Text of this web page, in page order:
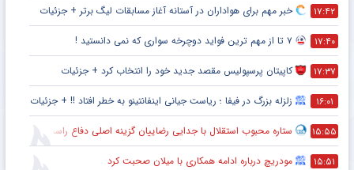
۱۷:۴۲ خبر مهم برای هواداران در آستانه آغاز مسابقات لیگ برتر + جزئیات
۱۷:۴۰ ۷ تا از مهم ترین فواید دوچرخه سواری که نمی دانستید !
۱۷:۳۷ کاپیتان پرسپولیس مقصد جدید خود را انتخاب کرد + جزئیات
۱۶:۰۱ زلزله بزرگ در فیفا ؛ ریاست جیانی اینفانتینو به خطر افتاد !! + جزئیات
۱۵:۵۵ ستاره محبوب استقلال با جدایی رضاییان گزینه اصلی دفاع راست این تیم
۱۵:۵۱ مودریچ درباره ادامه همکاری با میلان صحبت کرد